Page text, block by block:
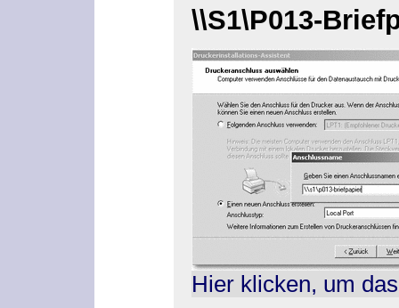
\\S1\P013-
Hier klicken, um